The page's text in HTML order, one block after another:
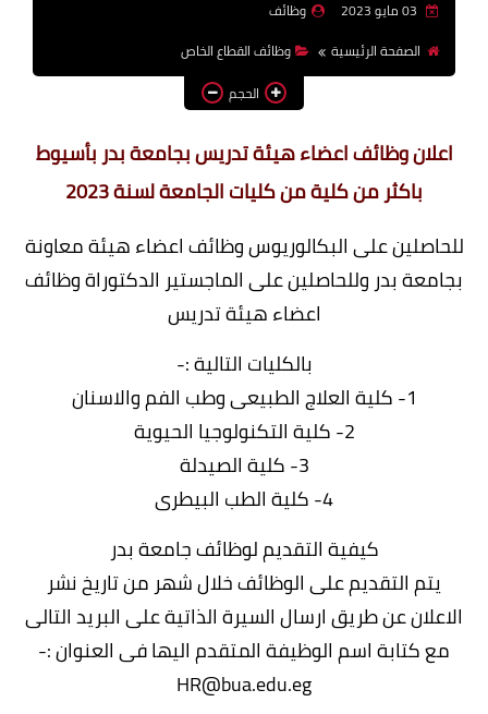
بالجامعات والمعاهد
اخبار
وظائف
الصفحة الرئيسية
وظائف القطاع الخاص
الحجم
اعلان وظائف اعضاء هيئة تدريس بجامعة بدر بأسيوط
باكثر من كلية من كليات الجامعة لسنة 2023
للحاصلين على البكالوريوس وظائف اعضاء هيئة معاونة
بجامعة بدر وللحاصلين على الماجستير الدكتوراة وظائف
اعضاء هيئة تدريس
بالكليات التالية :-
1- كلية العلاج الطبيعى وطب الفم والاسنان
2- كلية التكنولوجيا الحيوية
3- كلية الصيدلة
4- كلية الطب البيطرى
كيفية التقديم لوظائف جامعة بدر
يتم التقديم على الوظائف خلال شهر من تاريخ نشر
الاعلان عن طريق ارسال السيرة الذاتية على البريد التالى
مع كتابة اسم الوظيفة المتقدم اليها فى العنوان :-
HR@bua.edu.eg